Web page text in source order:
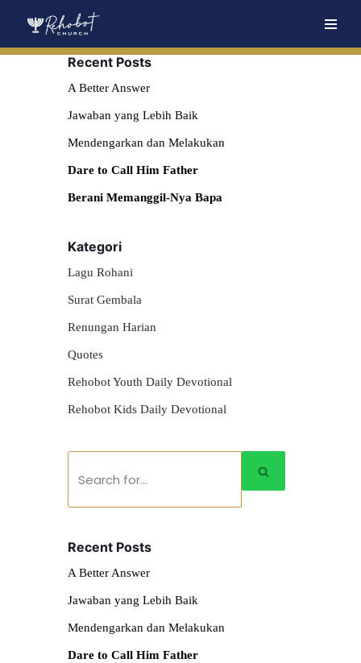
Recent Posts
A Better Answer
Jawaban yang Lebih Baik
Mendengarkan dan Melakukan
Dare to Call Him Father
Berani Memanggil-Nya Bapa
Kategori
Lagu Rohani
Surat Gembala
Renungan Harian
Quotes
Rehobot Youth Daily Devotional
Rehobot Kids Daily Devotional
Recent Posts
A Better Answer
Jawaban yang Lebih Baik
Mendengarkan dan Melakukan
Dare to Call Him Father